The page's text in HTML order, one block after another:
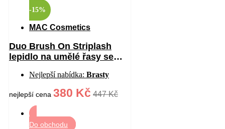
-15%
MAC Cosmetics
Duo Brush On Striplash
lepidlo na umělé řasy se
White/Clear 5 g
Nejlepší nabídka: Brasty
nejlepší cena 380 Kč 447 Kč
Do obchodu